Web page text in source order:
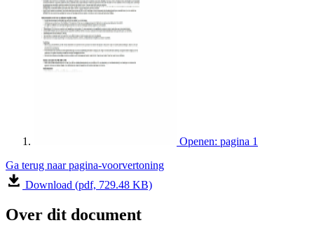
Openen: pagina 1
Ga terug naar pagina-voorvertoning
Download (pdf, 729.48 KB)
Over dit document